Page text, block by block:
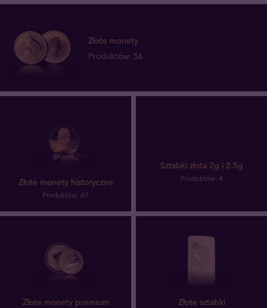
Złote monety
Produktów: 56
Złote monety historyczne
Produktów: 47
Sztabki złota 2g i 2.5g
Produktów: 4
Złote monety premium Złote sztabki